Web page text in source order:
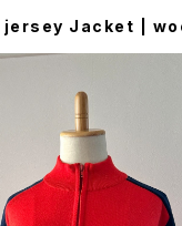
Jacket |